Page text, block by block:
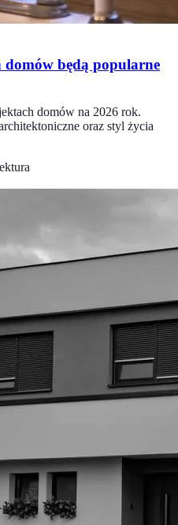
będą popularne
domów na 2026 rok.
oraz styl życia